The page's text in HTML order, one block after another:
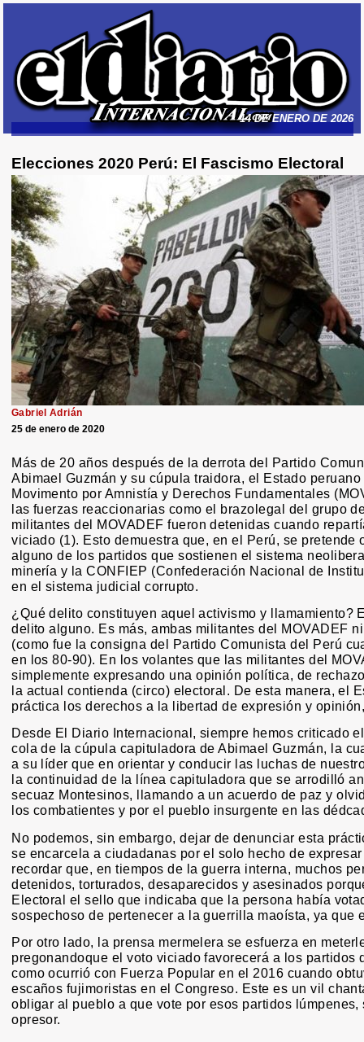
14 DE ENERO DE 2026
Elecciones 2020 Perú: El Fascismo Electoral
Gabriel Adrián
25 de enero de 2020
Más de 20 años después de la derrota del Partido
Abimael Guzmán y su cúpula traidora, el Estado
Movimento por Amnistía y Derechos Fundamentales
las fuerzas reaccionarias como el brazolegal del grupo
militantes del MOVADEF fueron detenidas cuando
viciado (1). Esto demuestra que, en el Perú, se pretende
alguno de los partidos que sostienen el sistema
minería y la CONFIEP (Confederación Nacional de
en el sistema judicial corrupto.
¿Qué delito constituyen aquel activismo y llamamiento?
delito alguno. Es más, ambas militantes del MOVADEF
(como fue la consigna del Partido Comunista del Perú
en los 80-90). En los volantes que las militantes del
simplemente expresando una opinión política, de
la actual contienda (circo) electoral. De esta manera, el
práctica los derechos a la libertad de expresión y
Desde El Diario Internacional, siempre hemos criticado
cola de la cúpula capituladora de Abimael Guzmán, la
a su líder que en orientar y conducir las luchas de
la continuidad de la línea capituladora que se arrodilló
secuaz Montesinos, llamando a un acuerdo de paz y
los combatientes y por el pueblo insurgente en las
No podemos, sin embargo, dejar de denunciar esta
se encarcela a ciudadanas por el solo hecho de
recordar que, en tiempos de la guerra interna, muchos
detenidos, torturados, desaparecidos y asesinados
Electoral el sello que indicaba que la persona había
sospechoso de pertenecer a la guerrilla maoísta, ya que
Por otro lado, la prensa mermelera se esfuerza en
pregonandoque el voto viciado favorecerá a los partidos
como ocurrió con Fuerza Popular en el 2016 cuando
escaños fujimoristas en el Congreso. Este es un vil
obligar al pueblo a que vote por esos partidos
opresor.